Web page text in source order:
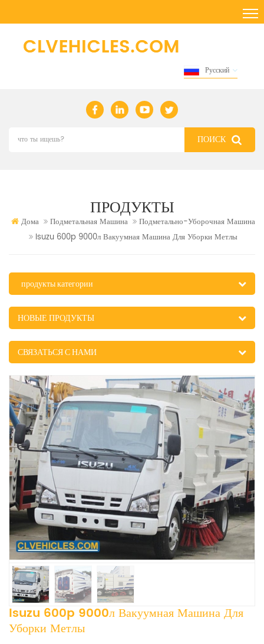
Русский
ПРОДУКТЫ
Дома Подметальная Машина
Подметально-Уборочная Машина
Isuzu 600p 9000л Вакуумная Машина Для Уборки Метлы
продукты категории
НОВЫЕ ПРОДУКТЫ
СВЯЗАТЬСЯ С НАМИ
Isuzu 600p 9000л Вакуумная Машина Для
Уборки Метлы